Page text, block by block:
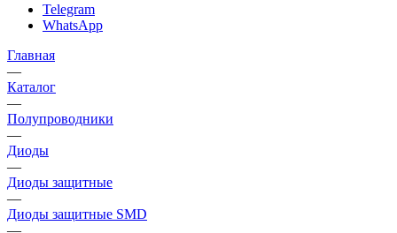
Telegram
WhatsApp
Главная
—
Каталог
—
Полупроводники
—
Диоды
—
Диоды защитные
—
Диоды защитные SMD
—